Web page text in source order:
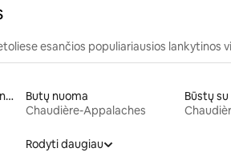
esančios populiariausios lankytinos
Kambarių su patogumais nuoma
Butų nuoma
Chaudière-Appalaches
Būstų
Rodyti daugiau